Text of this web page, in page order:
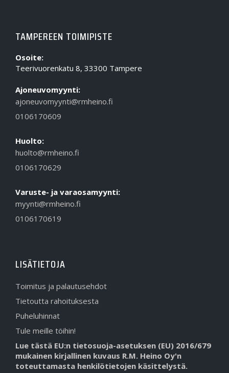
TAMPEREEN TOIMIPISTE
Osoite:
Teerivuorenkatu 8, 33300 Tampere
Ajoneuvomyynti:
ajoneuvomyynti@rmheino.fi
0106170609
Huolto:
huolto@rmheino.fi
0106170629
Varuste- ja varaosamyynti:
myynti@rmheino.fi
0106170619
LISÄTIETOJA
Toimitus ja palautusehdot
Tietoutta rahoituksesta
Puheluhinnat
Tule meille töihin!
Lue tästä EU:n tietosuoja-asetuksen (EU) 2016/679
mukainen kirjallinen kuvaus R.M. Heino Oy'n
toteuttamasta henkilötietojen käsittelystä.